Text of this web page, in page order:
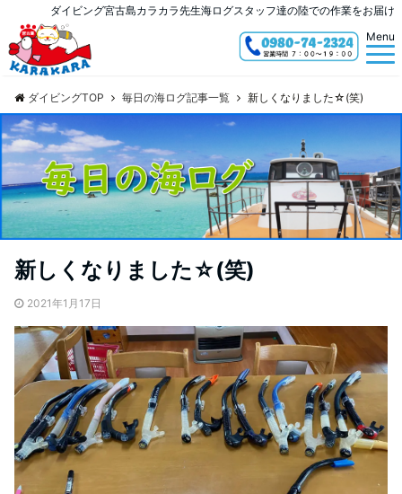
ダイビング宮古島カラカラ先生海ログスタッフ達の陸での作業をお届け
Menu
ダイビングTOP 毎日の海ログ記事一覧 新しくなりました☆(笑)
新しくなりました☆(笑)
2021年1月17日